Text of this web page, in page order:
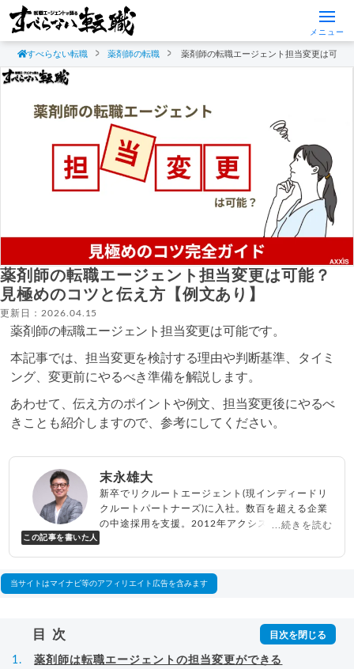
メニュー
すべらない転職 薬剤師の転職 薬剤師の転職エージェント担当変更は可能
薬剤師の転職エージェント担当変更は可能？
見極めのコツと伝え方【例文あり】
更新日：2026.04.15
薬剤師の転職エージェント担当変更は可能です。
本記事では、担当変更を検討する理由や判断基準、タイミ
ング、変更前にやるべき準備を解説します。
あわせて、伝え方のポイントや例文、担当変更後にやるべ
きことも紹介しますので、参考にしてください。
この記事を書いた人
末永雄大
新卒でリクルートエージェント(現インディードリ
クルートパートナーズ)に入社。数百を超える企業
の中途採用を支援。2012年アクシス(株)設立、代
べらない転職エージェント
...続きを読む
当サイトはマイナビ等のアフィリエイト広告を含みます
目次
薬剤師は転職エージェントの担当変更ができる